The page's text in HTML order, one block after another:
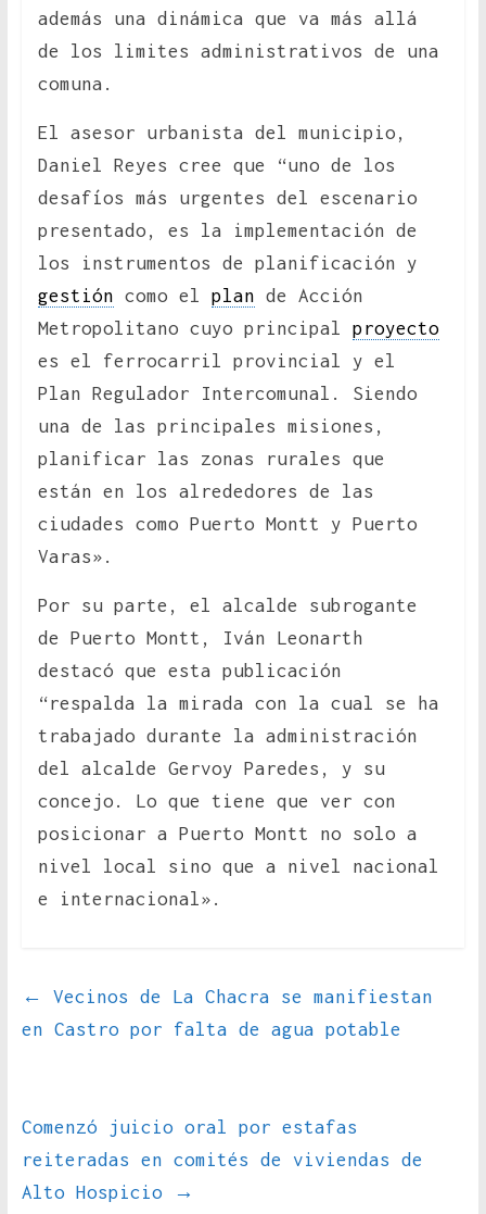
además una dinámica que va más allá
de los limites administrativos de una
comuna.
El asesor urbanista del municipio,
Daniel Reyes cree que “uno de los
desafíos más urgentes del escenario
presentado, es la implementación de
los instrumentos de planificación y
gestión como el plan de Acción
Metropolitano cuyo principal proyecto
es el ferrocarril provincial y el
Plan Regulador Intercomunal. Siendo
una de las principales misiones,
planificar las zonas rurales que
están en los alrededores de las
ciudades como Puerto Montt y Puerto
Varas».
Por su parte, el alcalde subrogante
de Puerto Montt, Iván Leonarth
destacó que esta publicación
“respalda la mirada con la cual se ha
trabajado durante la administración
del alcalde Gervoy Paredes, y su
concejo. Lo que tiene que ver con
posicionar a Puerto Montt no solo a
nivel local sino que a nivel nacional
e internacional».
←
Vecinos de La Chacra se manifiestan
en Castro por falta de agua potable
Comenzó juicio oral por estafas
reiteradas en comités de viviendas de
Alto Hospicio
→